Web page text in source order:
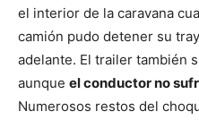
el interior de la caravana
camión pudo detener su
adelante. El trailer también
aunque el conductor no
Numerosos restos del